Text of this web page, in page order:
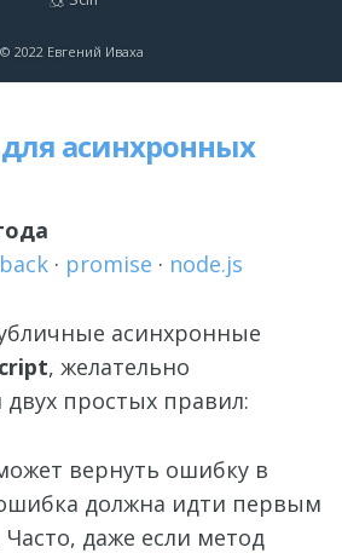
© 2022 Евгений Иваха
асинхронных
· promise · node.js
асинхронные
, желательно
простых правил:
вернуть ошибку в
должна идти первым
даже если метод